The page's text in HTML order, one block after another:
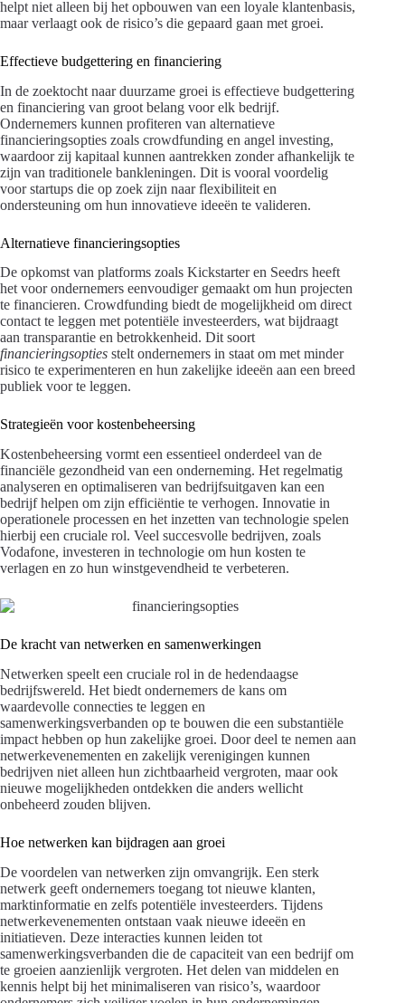
helpt niet alleen bij het opbouwen van een loyale klantenbasis,
maar verlaagt ook de risico’s die gepaard gaan met groei.
Effectieve budgettering en financiering
In de zoektocht naar duurzame groei is effectieve budgettering
en financiering van groot belang voor elk bedrijf.
Ondernemers kunnen profiteren van alternatieve
financieringsopties zoals crowdfunding en angel investing,
waardoor zij kapitaal kunnen aantrekken zonder afhankelijk te
zijn van traditionele bankleningen. Dit is vooral voordelig
voor startups die op zoek zijn naar flexibiliteit en
ondersteuning om hun innovatieve ideeën te valideren.
Alternatieve financieringsopties
De opkomst van platforms zoals Kickstarter en Seedrs heeft
het voor ondernemers eenvoudiger gemaakt om hun projecten
te financieren. Crowdfunding biedt de mogelijkheid om direct
contact te leggen met potentiële investeerders, wat bijdraagt
aan transparantie en betrokkenheid. Dit soort
financieringsopties stelt ondernemers in staat om met minder
risico te experimenteren en hun zakelijke ideeën aan een breed
publiek voor te leggen.
Strategieën voor kostenbeheersing
Kostenbeheersing vormt een essentieel onderdeel van de
financiële gezondheid van een onderneming. Het regelmatig
analyseren en optimaliseren van bedrijfsuitgaven kan een
bedrijf helpen om zijn efficiëntie te verhogen. Innovatie in
operationele processen en het inzetten van technologie spelen
hierbij een cruciale rol. Veel succesvolle bedrijven, zoals
Vodafone, investeren in technologie om hun kosten te
verlagen en zo hun winstgevendheid te verbeteren.
De kracht van netwerken en samenwerkingen
Netwerken speelt een cruciale rol in de hedendaagse
bedrijfswereld. Het biedt ondernemers de kans om
waardevolle connecties te leggen en
samenwerkingsverbanden op te bouwen die een substantiële
impact hebben op hun zakelijke groei. Door deel te nemen aan
netwerkevenementen en zakelijk verenigingen kunnen
bedrijven niet alleen hun zichtbaarheid vergroten, maar ook
nieuwe mogelijkheden ontdekken die anders wellicht
onbeheerd zouden blijven.
Hoe netwerken kan bijdragen aan groei
De voordelen van netwerken zijn omvangrijk. Een sterk
netwerk geeft ondernemers toegang tot nieuwe klanten,
marktinformatie en zelfs potentiële investeerders. Tijdens
netwerkevenementen ontstaan vaak nieuwe ideeën en
initiatieven. Deze interacties kunnen leiden tot
samenwerkingsverbanden die de capaciteit van een bedrijf om
te groeien aanzienlijk vergroten. Het delen van middelen en
kennis helpt bij het minimaliseren van risico’s, waardoor